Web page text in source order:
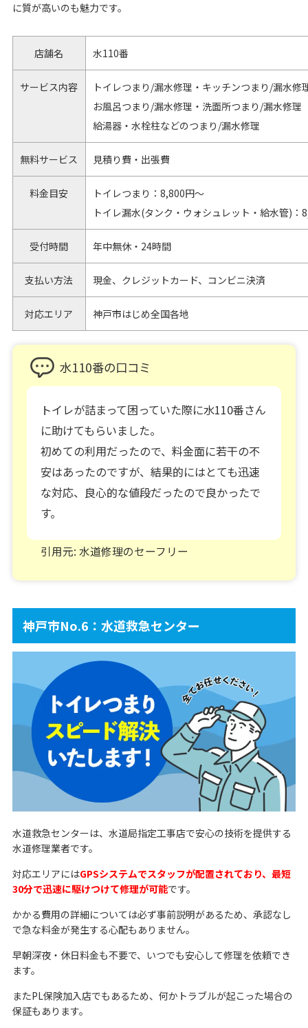
に質が高いのも魅力です。
店舗名 水110番
サービス内容
トイレつまり/漏水修理・キッチンつまり/漏水修
お風呂つまり/漏水修理・洗面所つまり/漏水修理
給湯器・水栓柱などのつまり/漏水修理
無料サービス 見積り費・出張費
料金目安
トイレつまり：8,800円～
トイレ漏水(タンク・ウォシュレット・給水管)：
受付時間 年中無休・24時間
支払い方法 現金、クレジットカード、コンビニ決済
対応エリア 神戸市はじめ全国各地
水110番の口コミ
トイレが詰まって困っていた際に水110番さん
に助けてもらいました。
初めての利用だったので、料金面に若干の不
安はあったのですが、結果的にはとても迅速
な対応、良心的な値段だったので良かったで
す。
引用元: 水道修理のセーフリー
神戸市No.6：水道救急センター
水道救急センターは、水道局指定工事店で安心の技術を提供する
水道修理業者です。
対応エリアにはGPSシステムでスタッフが配置されており、最短
30分で迅速に駆けつけて修理が可能です。
かかる費用の詳細については必ず事前説明があるため、承認なし
で急な料金が発生する心配もありません。
早朝深夜・休日料金も不要で、いつでも安心して修理を依頼でき
ます。
またPL保険加入店でもあるため、何かトラブルが起こった場合の
保証もあります。